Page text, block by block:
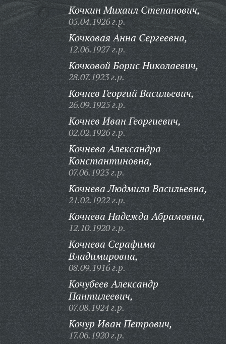
Кочкин Михаил Степанович,
05.04.1926 г.р.
Кочковая Анна Сергеевна,
12.06.1927 г.р.
Кочковой Борис Николаевич,
28.07.1923 г.р.
Кочнев Георгий Васильевич,
26.09.1925 г.р.
Кочнев Иван Георгиевич,
02.02.1926 г.р.
Кочнева Александра
Константиновна,
07.06.1923 г.р.
Кочнева Людмила Васильевна,
21.02.1922 г.р.
Кочнева Надежда Абрамовна,
12.10.1920 г.р.
Кочнева Серафима
Владимировна,
08.09.1916 г.р.
Кочубеев Александр
Пантилеевич,
07.08.1924 г.р.
Кочур Иван Петрович,
17.06.1920 г.р.